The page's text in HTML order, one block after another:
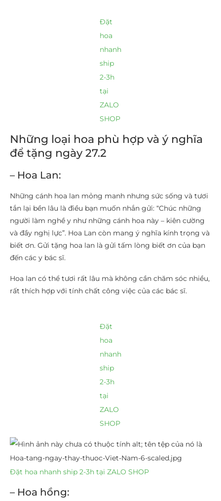
Đặt
hoa
nhanh
ship
2-3h
tại
ZALO
SHOP
Những loại hoa phù hợp và ý nghĩa
để tặng ngày 27.2
– Hoa Lan:
Những cánh hoa lan mỏng manh nhưng sức sống và tươi
tắn lại bền lâu là điều bạn muốn nhắn gửi: “Chúc những
người làm nghề y như những cánh hoa này – kiên cường
và đầy nghị lực”. Hoa Lan còn mang ý nghĩa kính trọng và
biết ơn. Gửi tặng hoa lan là gửi tấm lòng biết ơn của bạn
đến các y bác sĩ.
Hoa lan có thể tươi rất lâu mà không cần chăm sóc nhiều,
rất thích hợp với tính chất công việc của các bác sĩ.
Đặt
hoa
nhanh
ship
2-3h
tại
ZALO
SHOP
Đặt hoa nhanh ship 2-3h tại ZALO SHOP
– Hoa hồng: